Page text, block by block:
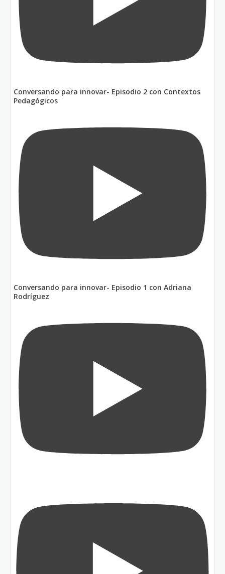
Conversando para innovar- Episodio 2 con Contextos
Pedagógicos
Conversando para innovar- Episodio 1 con Adriana
Rodríguez